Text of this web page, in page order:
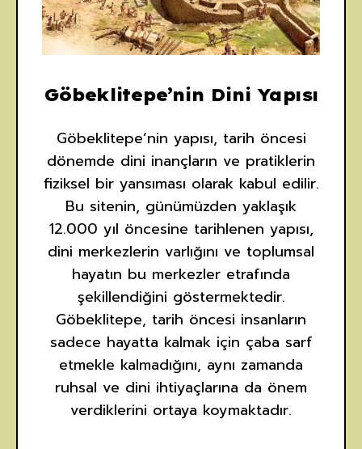
Göbeklitepe’nin Dini Yapısı
Göbeklitepe’nin yapısı, tarih öncesi
dönemde dini inançların ve pratiklerin
fiziksel bir yansıması olarak kabul edilir.
Bu sitenin, günümüzden yaklaşık
12.000 yıl öncesine tarihlenen yapısı,
dini merkezlerin varlığını ve toplumsal
hayatın bu merkezler etrafında
şekillendiğini göstermektedir.
Göbeklitepe, tarih öncesi insanların
sadece hayatta kalmak için çaba sarf
etmekle kalmadığını, aynı zamanda
ruhsal ve dini ihtiyaçlarına da önem
verdiklerini ortaya koymaktadır.